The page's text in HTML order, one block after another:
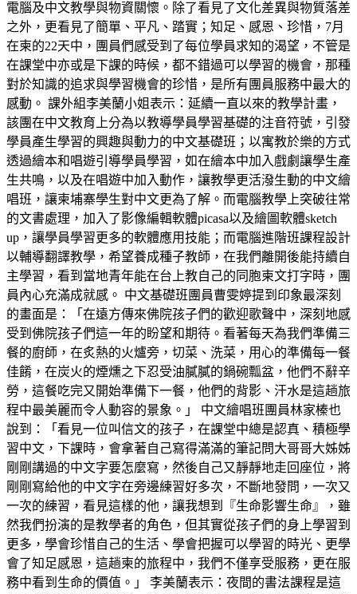
電腦及中文教學與物資關懷。除了看見了文化差異與物質落差
之外，更看見了簡單、平凡、踏實；知足、感恩、珍惜，7月
在柬的22天中，團員們感受到了每位學員求知的渴望，不管是
在課堂中亦或是下課的時候，都不錯過可以學習的機會，那種
對於知識的追求與學習機會的珍惜，是所有團員服務中最大的
感動。 課外組李美蘭小姐表示：延續一直以來的教學計畫，
該團在中文教育上分為以教導學員學習基礎的注音符號，引發
學員產生學習的興趣與動力的中文基礎班；以寓教於樂的方式
透過繪本和唱遊引導學員學習，如在繪本中加入戲劇讓學生產
生共鳴，以及在唱遊中加入動作，讓教學更活潑生動的中文繪
唱班，讓柬埔寨學生對中文更為了解。而電腦教學上突破往常
的文書處理，加入了影像編輯軟體picasa以及繪圖軟體sketch
up，讓學員學習更多的軟體應用技能；而電腦進階班課程設計
以輔導翻譯教學，希望養成種子教師，在我們離開後能持續自
主學習，看到當地青年能在台上教自己的同胞柬文打字時，團
員內心充滿成就感。 中文基礎班團員曹雯婷提到印象最深刻
的畫面是：「在遠方傳來佛院孩子們的歡迎歌聲中，深刻地感
受到佛院孩子們這一年的盼望和期待。看著每天為我們準備三
餐的廚師，在炙熱的火爐旁，切菜、洗菜，用心的準備每一餐
佳餚，在炭火的煙燻之下忍受油膩膩的鍋碗瓢盆，他們不辭辛
勞，這餐吃完又開始準備下一餐，他們的背影、汗水是這趟旅
程中最美麗而令人動容的景象。」 中文繪唱班團員林家榛也
說到：「看見一位叫信文的孩子，在課堂中總是認真、積極學
習中文，下課時，會拿著自己寫得滿滿的筆記問大哥哥大姊姊
剛剛講過的中文字要怎麼寫，然後自己又靜靜地走回座位，將
剛剛寫給他的中文字在旁邊練習好多次，不斷地發問，一次又
一次的練習，看見這樣的他，讓我想到『生命影響生命』，雖
然我們扮演的是教學者的角色，但其實從孩子們的身上學習到
更多，學會珍惜自己的生活、學會把握可以學習的時光、更學
會了知足感恩，這趟柬的旅程中，我們不僅享受服務，更在服
務中看到生命的價值。」 李美蘭表示：夜間的書法課程是這